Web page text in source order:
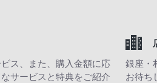
ス、また、購入金額に応
サービスと特典をご紹介
銀座・
お待ち